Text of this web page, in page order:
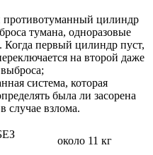
противотуманный цилиндр
тумана, одноразовые
Когда первый цилиндр пуст,
на второй даже
система, которая
была ли засорена
случае взлома.
около 11 кг